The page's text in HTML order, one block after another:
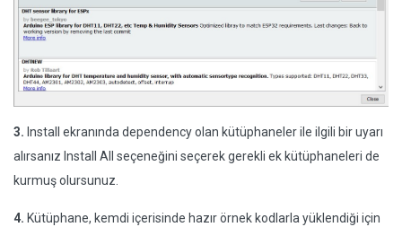
3. Install ekranında dependency olan kütüphaneler ile ilgili bir uyarı
alırsanız Install All seçeneğini seçerek gerekli ek kütüphaneleri de
kurmuş olursunuz.
4. Kütüphane, kemdi içerisinde hazır örnek kodlarla yüklendiği için